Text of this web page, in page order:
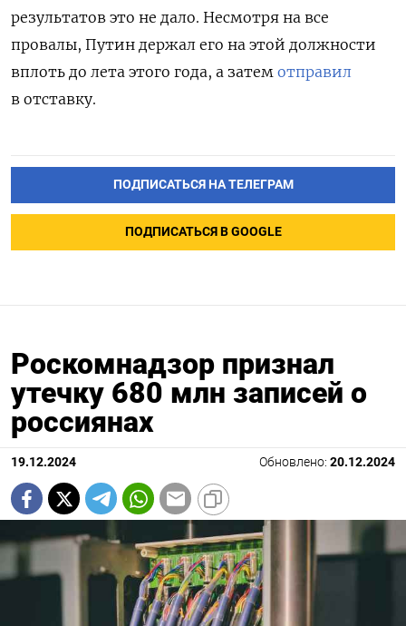
результатов это не дало. Несмотря на все
провалы, Путин держал его на этой должности
вплоть до лета этого года, а затем отправил
в отставку.
ПОДПИСАТЬСЯ НА ТЕЛЕГРАМ
ПОДПИСАТЬСЯ В GOOGLE
Роскомнадзор признал
утечку 680 млн записей о
россиянах
19.12.2024 Обновлено: 20.12.2024